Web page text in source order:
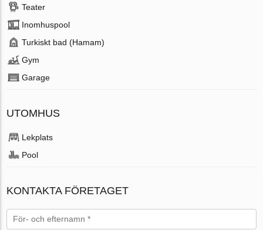
Teater
Inomhuspool
Turkiskt bad (Hamam)
Gym
Garage
UTOMHUS
Lekplats
Pool
KONTAKTA FÖRETAGET